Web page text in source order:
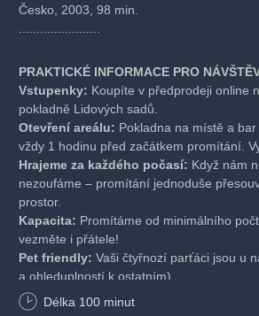
Česko, 2003, 98 min.
.......................
PRAKTICKÉ INFORMACE PRO
Vstupenky: Koupíte v předprodeji online
pokladně Lidových sadů.
Otevření areálu: Pokladna na místě a
vždy 1 hodinu před začátkem promítání.
Hrajeme za každého počasí: Když nám
nezoufáme – promítání jednoduše
prostor.
Kapacita: Promítáme od minimálního
vezměte i přátele!
Pet friendly: Vaši čtyřnozí parťáci jsou u
a ohleduplností k ostatním).
Délka 100 minut